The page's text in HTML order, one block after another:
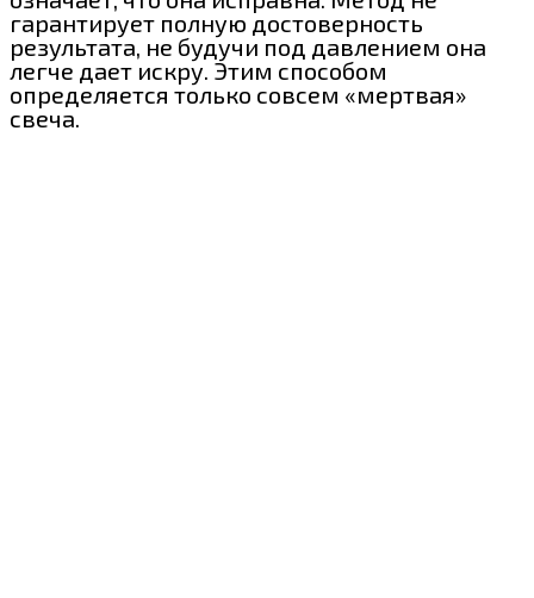
гарантирует полную достоверность
результата, не будучи под давлением она
легче дает искру. Этим способом
определяется только совсем «мертвая»
свеча.